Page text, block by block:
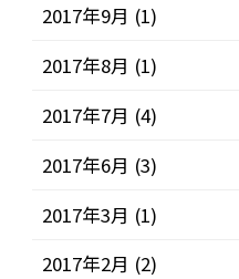
2017年9月 (1)
2017年8月 (1)
2017年7月 (4)
2017年6月 (3)
2017年3月 (1)
2017年2月 (2)